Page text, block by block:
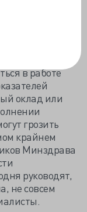
лицу в
в работе
оклад или
грозить
крайнем
Минздрава
руководят,
не совсем